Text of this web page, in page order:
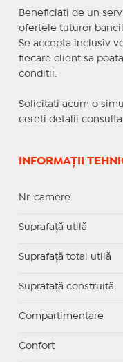
Beneficiati de un
ofertele tuturor
Se accepta inclusiv
fiecare client sa
conditii.
Solicitati acum o
cereti detalii
INFORMAȚII
Nr. camere
Suprafaţă utilă
Suprafaţă total utilă
Suprafaţă construită
Compartimentare
Confort